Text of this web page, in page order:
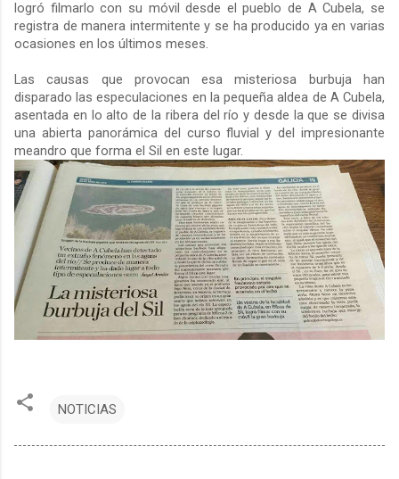
logró filmarlo con su móvil desde el pueblo de A Cubela, se
registra de manera intermitente y se ha producido ya en varias
ocasiones en los últimos meses.
Las causas que provocan esa misteriosa burbuja han
disparado las especulaciones en la pequeña aldea de A Cubela,
asentada en lo alto de la ribera del río y desde la que se divisa
una abierta panorámica del curso fluvial y del impresionante
meandro que forma el Sil en este lugar.
NOTICIAS